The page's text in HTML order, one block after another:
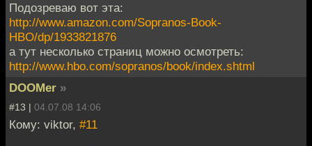
Подозреваю вот эта:
http://www.amazon.com/Sopranos-Book-
HBO/dp/1933821876
а тут несколько страниц можно осмотреть:
http://www.hbo.com/sopranos/book/index.shtml
DOOMer »
#13 | 04.07.08 14:06
Кому: viktor, #11